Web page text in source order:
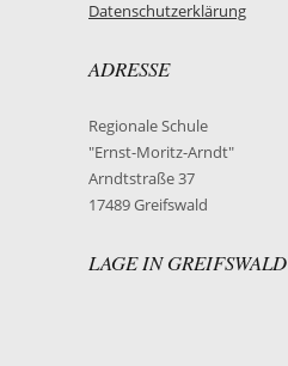
Datenschutzerklärung
ADRESSE
Regionale Schule
"Ernst-Moritz-Arndt"
Arndtstraße 37
17489 Greifswald
LAGE IN GREIFSWALD